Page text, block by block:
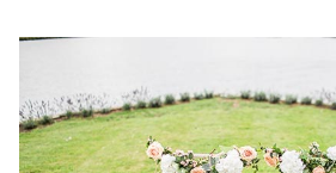
วง
หญิง
ผู้ชาย